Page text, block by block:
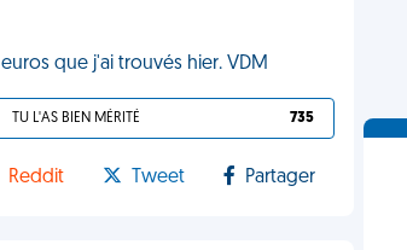
que j'ai trouvés hier. VDM
TU L'AS BIEN MÉRITÉ 735
Reddit Tweet Partager